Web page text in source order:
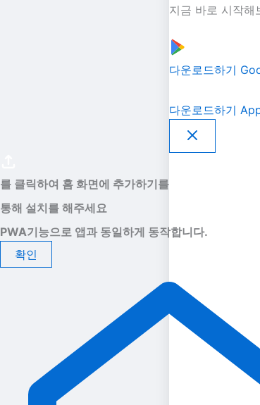
지금 바로 시작해
다운로드하기
다운로드하기
를 클릭하여 홈 화면에 추가하기를
통해 설치를 해주세요
PWA기능으로 앱과 동일하게 동작합니다.
확인